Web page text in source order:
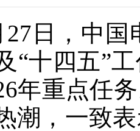
，中国电
“十四五”
年重点任
潮，一致